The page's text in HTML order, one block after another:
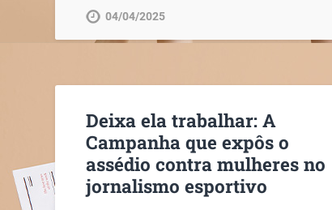
04/04/2025
Deixa ela trabalhar: A
Campanha que expôs o
assédio contra mulheres no
jornalismo esportivo